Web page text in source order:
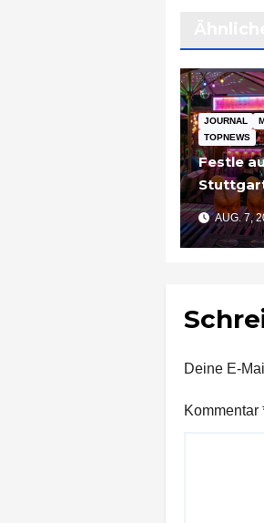
JOURNAL
TOPNEWS
Festle
am Pier“
AUG. 7,
Deine E-
Kommentar